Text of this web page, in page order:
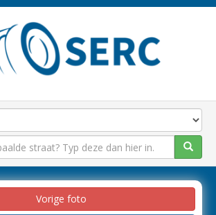
Vorige foto